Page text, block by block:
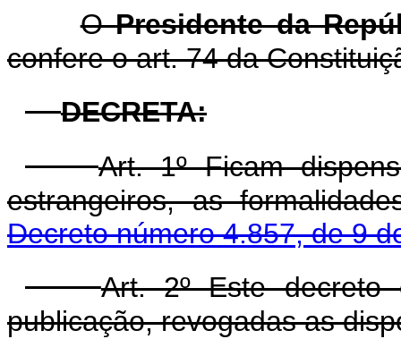
OPresidente da
confere o art. 74 da
DECRETA:
Art. 1º Ficam
estrangeiros, as
Decreto número 4.857, de 9
Art. 2º Este
publicação, revogadas as